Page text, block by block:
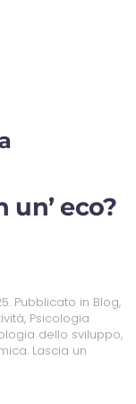
un’ eco?
. Pubblicato in Blog,
, Psicologia
dello sviluppo,
. Lascia un